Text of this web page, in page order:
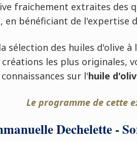
fraichement extraites des
en bénéficiant de l'expertise
sélection des huiles d'olive
créations les plus originales,
sur l'huile
Le programme de cette
Dechelette -